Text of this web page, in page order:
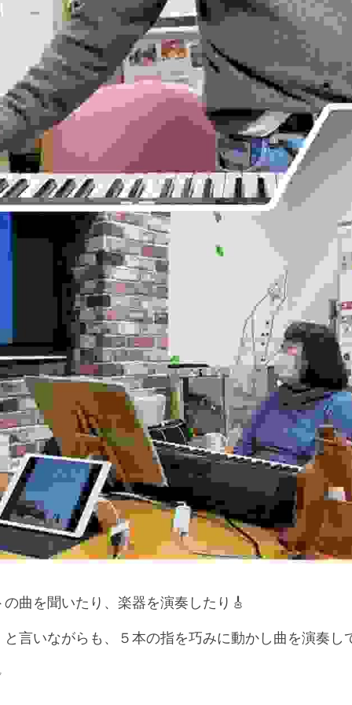
曲を聞いたり、楽器を演奏したり🎸
言いながらも、５本の指を巧みに動かし曲を演奏し